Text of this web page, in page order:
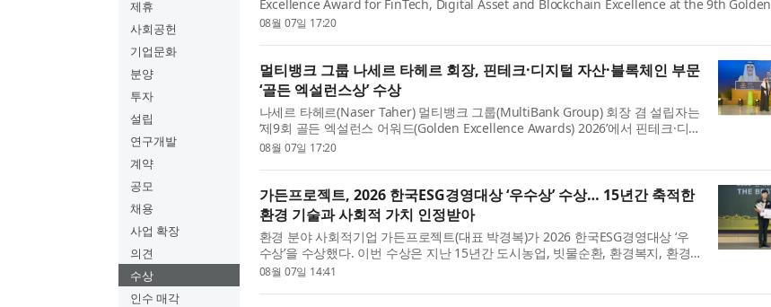
제휴
사회공헌
기업문화
분양
투자
설립
연구개발
계약
공모
채용
사업 확장
의견
수상
인수 매각
Excellence Award for FinTech, Digital Asset and Blockchain Excellence at the 9th Golden
Excellence Awards 2026. The award was presented by H.H. Sheikh Nahyan b...
08월 07일 17:20
멀티뱅크 그룹 나세르 타헤르 회장, 핀테크·디지털 자산·블록체인 부문
‘골든 엑설런스상’ 수상
나세르 타헤르(Naser Taher) 멀티뱅크 그룹(MultiBank Group) 회장 겸 설립자는
‘제9회 골든 엑설런스 어워드(Golden Excellence Awards) 2026’에서 핀테크·디
지털 자산·블록체인 부문 ‘골든 엑설런스상(Golden Excellence Award for
08월 07일 17:20
가든프로젝트, 2026 한국ESG경영대상 ‘우수상’ 수상… 15년간 축적한
환경 기술과 사회적 가치 인정받아
환경 분야 사회적기업 가든프로젝트(대표 박경복)가 2026 한국ESG경영대상 ‘우
수상’을 수상했다. 이번 수상은 지난 15년간 도시농업, 빗물순환, 환경복지, 환경
교육 등 다양한 분야에서 축적해 온 사회적 가치 실천과 환경 기술이 종합적으로
08월 07일 14:41